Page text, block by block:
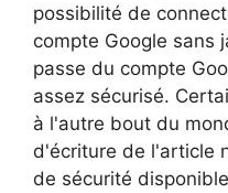
possibilité de
compte Google sans
passe du compte
assez sécurisé.
à l'autre bout du
d'écriture de l'article
de sécurité